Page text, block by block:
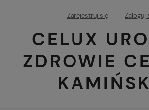
Zarejestruj się Zaloguj
CELUX
ZDROWIE